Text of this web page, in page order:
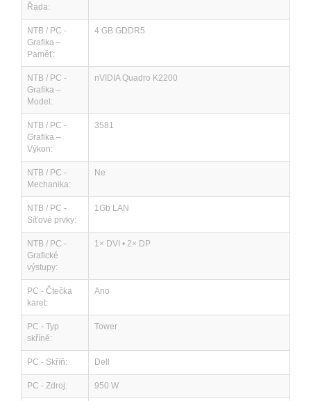
Řada:
NTB / PC -
Grafika –
Paměť:
4 GB GDDR5
NTB / PC -
Grafika –
Model:
nVIDIA Quadro K2200
NTB / PC -
Grafika –
Výkon:
3581
NTB / PC -
Mechanika:
Ne
NTB / PC -
Síťové prvky:
1Gb LAN
NTB / PC -
Grafické
výstupy:
1× DVI • 2× DP
PC - Čtečka
karet:
Ano
PC - Typ
skříně:
Tower
PC - Skříň: Dell
PC - Zdroj: 950 W